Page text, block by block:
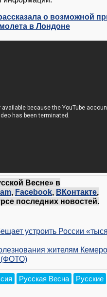
о возможной
в Лондоне
Весне» в
, Facebook, ВКонтакте,
последних новостей.
устроить России
жителям
(ФОТО)
Русская Весна
Русские